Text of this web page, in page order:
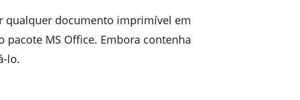
qualquer documento imprimível em
MS Office. Embora contenha
lo.